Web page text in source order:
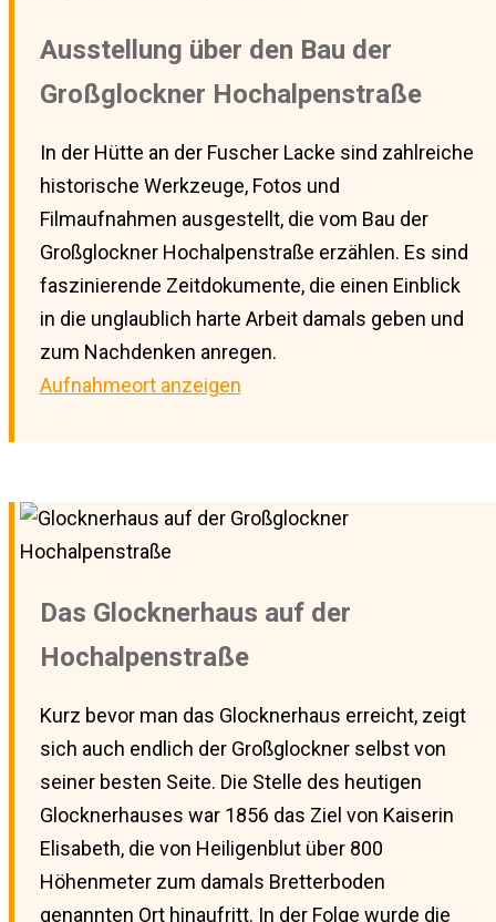
Ausstellung über den Bau der
Großglockner Hochalpenstraße
In der Hütte an der Fuscher Lacke sind zahlreiche
historische Werkzeuge, Fotos und
Filmaufnahmen ausgestellt, die vom Bau der
Großglockner Hochalpenstraße erzählen. Es sind
faszinierende Zeitdokumente, die einen Einblick
in die unglaublich harte Arbeit damals geben und
zum Nachdenken anregen.
Aufnahmeort anzeigen
Das Glocknerhaus auf der
Hochalpenstraße
Kurz bevor man das Glocknerhaus erreicht, zeigt
sich auch endlich der Großglockner selbst von
seiner besten Seite. Die Stelle des heutigen
Glocknerhauses war 1856 das Ziel von Kaiserin
Elisabeth, die von Heiligenblut über 800
Höhenmeter zum damals Bretterboden
genannten Ort hinaufritt. In der Folge wurde die